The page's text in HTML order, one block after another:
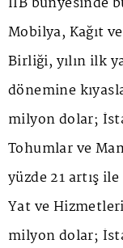
Mobilya, Kağıt
Birliği, yılın ilk
dönemine
milyon dolar;
Tohumlar ve
yüzde 21 artış
Yat ve
milyon dolar;